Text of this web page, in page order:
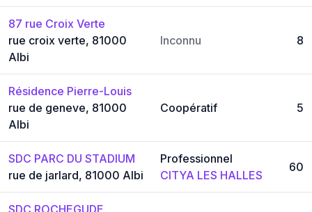
87 rue Croix Verte
rue croix verte, 81000
Albi
Inconnu 8
Résidence Pierre-Louis
rue de geneve, 81000
Albi
Coopératif 5
SDC PARC DU STADIUM
rue de jarlard, 81000 Albi
Professionnel
CITYA LES HALLES
60
SDC ROCHEGUDE